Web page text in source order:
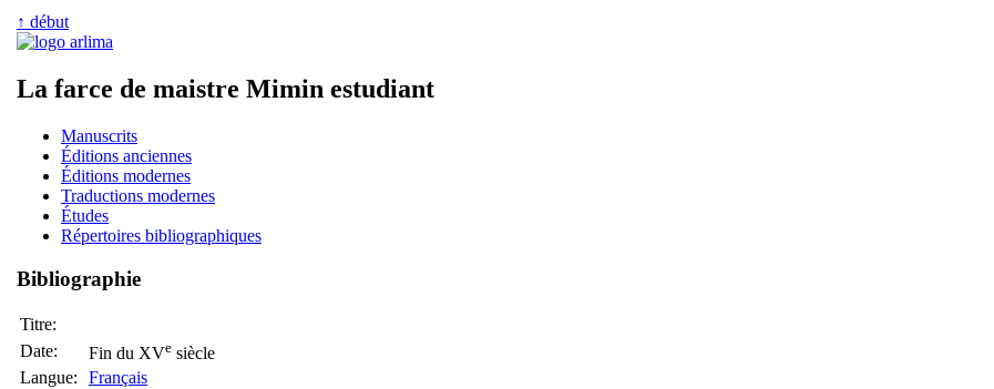
↑ début
La farce de maistre Mimin estudiant
Manuscrits
Éditions anciennes
Éditions modernes
Traductions modernes
Études
Répertoires bibliographiques
Bibliographie
Titre:
Date:
Fin du XVe siècle
Langue:
Français